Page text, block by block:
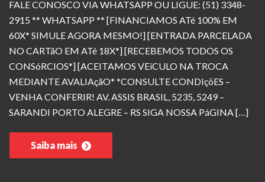
FALE CONOSCO VIA WHATSAPP OU LIGUE: (51) 3348-
2915 ** WHATSAPP ** [FINANCIAMOS ATé 100% EM
60X* SIMULE AGORA MESMO!] [ENTRADA PARCELADA
NO CARTãO EM ATé 18X*] [RECEBEMOS TODOS OS
CONSóRCIOS*] [ACEITAMOS VEíCULO NA TROCA
MEDIANTE AVALIAçãO* *CONSULTE CONDIçõES –
VENHA CONFERIR! AV. ASSIS BRASIL, 5235, 5249 –
SARANDI PORTO ALEGRE – RS SIGA NOSSA PáGINA […]
Saiba mais